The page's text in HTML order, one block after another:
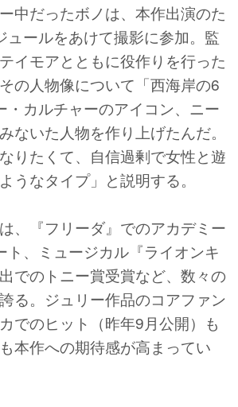
中だったボノは、本作出演のた
ュールをあけて撮影に参加。監
イモアとともに役作りを行った
の人物像について「西海岸の6
・カルチャーのアイコン、ニー
ないた人物を作り上げたんだ。
りたくて、自信過剰で女性と遊
うなタイプ」と説明する。
、『フリーダ』でのアカデミー
ト、ミュージカル『ライオンキ
でのトニー賞受賞など、数々の
る。ジュリー作品のコアファン
でのヒット（昨年9月公開）も
本作への期待感が高まってい